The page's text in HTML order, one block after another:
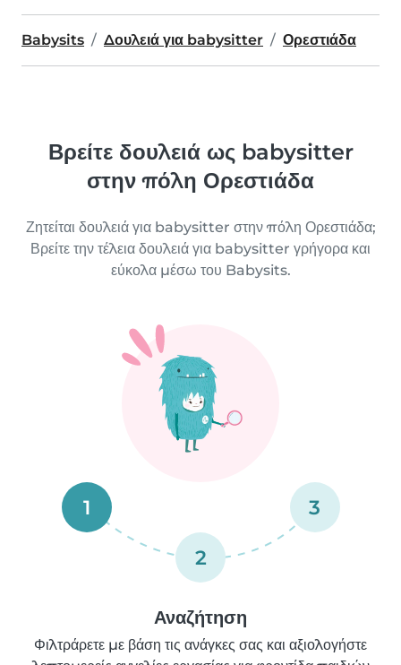
Babysits Δουλειά για babysitter Ορεστιάδα
Βρείτε δουλειά ως babysitter
στην πόλη Ορεστιάδα
Ζητείται δουλειά για babysitter στην πόλη Ορεστιάδα;
Βρείτε την τέλεια δουλειά για babysitter γρήγορα και
εύκολα μέσω του Babysits.
1
2
3
Αναζήτηση
Φιλτράρετε με βάση τις ανάγκες σας και αξιολογήστε